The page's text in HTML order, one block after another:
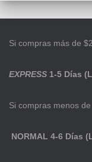
Si compras más de
EXPRESS 1-5 Días
Si compras menos
NORMAL 4-6 Días